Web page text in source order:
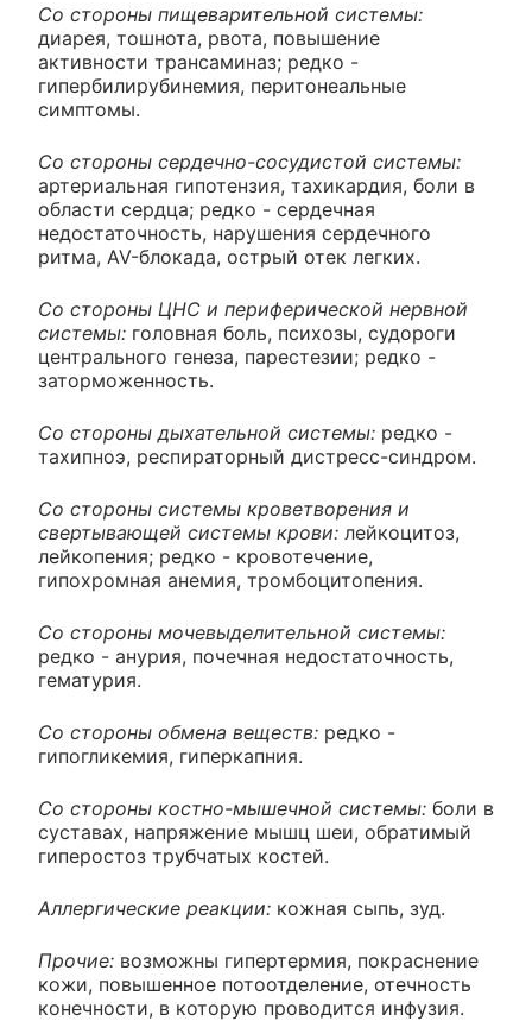
Со стороны пищеварительной системы:
диарея, тошнота, рвота, повышение
активности трансаминаз; редко -
гипербилирубинемия, перитонеальные
симптомы.
Со стороны сердечно-сосудистой системы:
артериальная гипотензия, тахикардия, боли в
области сердца; редко - сердечная
недостаточность, нарушения сердечного
ритма, AV-блокада, острый отек легких.
Со стороны ЦНС и периферической нервной
системы: головная боль, психозы, судороги
центрального генеза, парестезии; редко -
заторможенность.
Со стороны дыхательной системы: редко -
тахипноэ, респираторный дистресс-синдром.
Со стороны системы кроветворения и
свертывающей системы крови: лейкоцитоз,
лейкопения; редко - кровотечение,
гипохромная анемия, тромбоцитопения.
Со стороны мочевыделительной системы:
редко - анурия, почечная недостаточность,
гематурия.
Со стороны обмена веществ: редко -
гипогликемия, гиперкапния.
Со стороны костно-мышечной системы: боли в
суставах, напряжение мышц шеи, обратимый
гиперостоз трубчатых костей.
Аллергические реакции: кожная сыпь, зуд.
Прочие: возможны гипертермия, покраснение
кожи, повышенное потоотделение, отечность
конечности, в которую проводится инфузия.